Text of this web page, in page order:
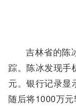
吉林省的陈
踪。陈冰发现手
元。银行记录显
随后将1000万